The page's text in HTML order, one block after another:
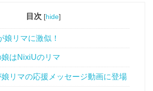
目次 [hide]
娘リマに激似！
はNixiUのリマ
リマの応援メッセージ動画に登場